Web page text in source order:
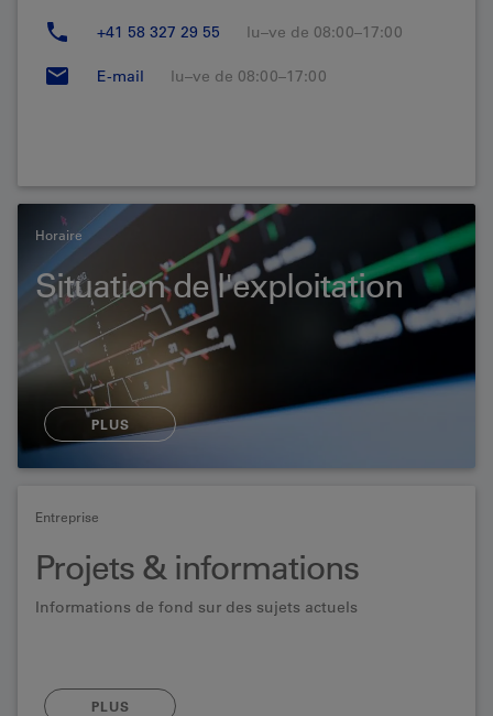
+41 58 327 29 55 lu–ve de 08:00–17:00
E-mail lu–ve de 08:00–17:00
Horaire
Situation de l'exploitation
PLUS
Entreprise
Projets & informations
Informations de fond sur des sujets actuels
PLUS